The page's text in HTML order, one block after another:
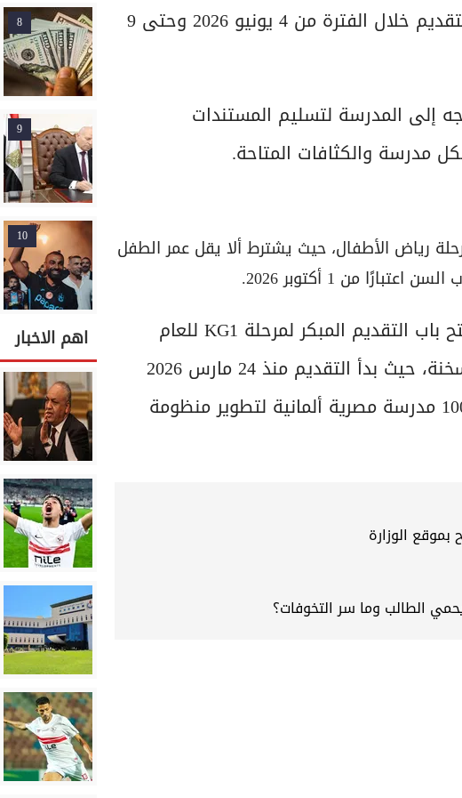
مدارس التربية الخاصة والتعليم المجتمعى، حيث يبدأ التقديم خلال الفترة من 4 يونيو 2026 وحتى 9
إلى المدرسة لتسليم المستندات
مدرسة والكثافات المتاحة.
رياض الأطفال، حيث يشترط ألا يقل عمر الطفل
وفى السياق ذاته، أعلنت المدرسة المصرية الألمانية فتح باب التقديم المبكر لمرحلة KG1 للعام
الدراسى 2026-2027 بفرع كرمة سيتى بطريق العين السخنة، حيث بدأ التقديم منذ 24 مارس 2026
ويستمر حتى 24 أبريل 2026، وذلك ضمن مبادرة إنشاء 100 مدرسة مصرية ألمانية لتطوير منظومة
8
9
10
اهم الاخبار